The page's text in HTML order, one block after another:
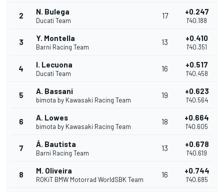
2 N. Bulega
Ducati Team
17 +0.247
1'40.188
3 Y. Montella
Barni Racing Team
13 +0.410
1'40.351
4 I. Lecuona
Ducati Team
16 +0.517
1'40.458
5 A. Bassani
bimota by Kawasaki Racing Team
19 +0.623
1'40.564
6 A. Lowes
bimota by Kawasaki Racing Team
18 +0.664
1'40.605
7 Á. Bautista
Barni Racing Team
13 +0.678
1'40.619
8 M. Oliveira
ROKiT BMW Motorrad WorldSBK Team
16 +0.744
1'40.685